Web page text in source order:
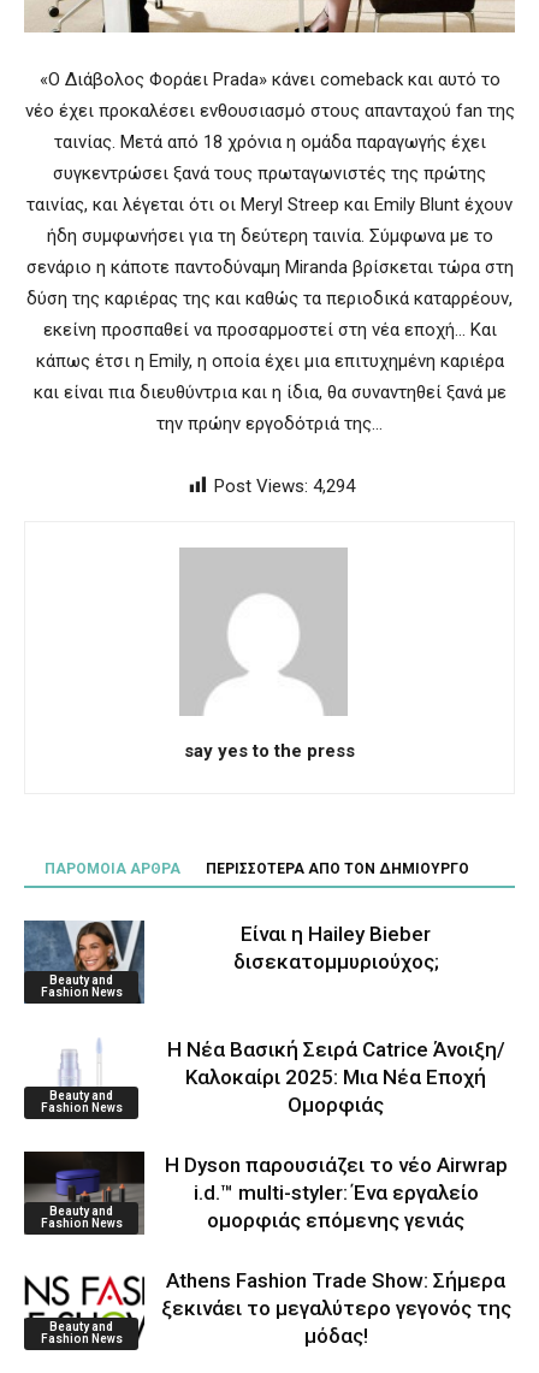
«Ο Διάβολος Φοράει Prada» κάνει comeback και αυτό το
νέο έχει προκαλέσει ενθουσιασμό στους απανταχού fan της
ταινίας. Μετά από 18 χρόνια η ομάδα παραγωγής έχει
συγκεντρώσει ξανά τους πρωταγωνιστές της πρώτης
ταινίας, και λέγεται ότι οι Meryl Streep και Emily Blunt έχουν
ήδη συμφωνήσει για τη δεύτερη ταινία. Σύμφωνα με το
σενάριο η κάποτε παντοδύναμη Miranda βρίσκεται τώρα στη
δύση της καριέρας της και καθώς τα περιοδικά καταρρέουν,
εκείνη προσπαθεί να προσαρμοστεί στη νέα εποχή… Και
κάπως έτσι η Emily, η οποία έχει μια επιτυχημένη καριέρα
και είναι πια διευθύντρια και η ίδια, θα συναντηθεί ξανά με
την πρώην εργοδότριά της…
Post Views: 4,294
say yes to the press
ΠΑΡΟΜΟΙΑ ΑΡΘΡΑ ΠΕΡΙΣΣΟΤΕΡΑ ΑΠΟ ΤΟΝ ΔΗΜΙΟΥΡΓΟ
Beauty and
Fashion News
Είναι η Hailey Bieber
δισεκατομμυριούχος;
Beauty and
Fashion News
Η Νέα Βασική Σειρά Catrice Άνοιξη/
Καλοκαίρι 2025: Μια Νέα Εποχή
Ομορφιάς
Beauty and
Fashion News
Η Dyson παρουσιάζει το νέο Airwrap
i.d.™ multi-styler: Ένα εργαλείο
ομορφιάς επόμενης γενιάς
Beauty and
Fashion News
Athens Fashion Trade Show: Σήμερα
ξεκινάει το μεγαλύτερο γεγονός της
μόδας!